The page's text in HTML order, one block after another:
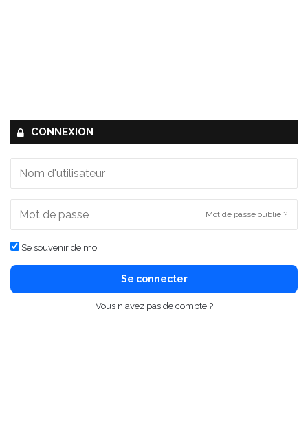
CONNEXION
Mot de passe oublié ?
Se souvenir de moi
Se connecter
Vous n'avez pas de compte ?